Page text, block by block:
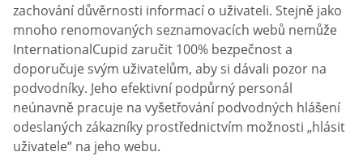
zachování důvěrnosti informací o uživateli. Stejně jako
mnoho renomovaných seznamovacích webů nemůže
InternationalCupid zaručit 100% bezpečnost a
doporučuje svým uživatelům, aby si dávali pozor na
podvodníky. Jeho efektivní podpůrný personál
neúnavně pracuje na vyšetřování podvodných hlášení
odeslaných zákazníky prostřednictvím možnosti „hlásit
uživatele“ na jeho webu.